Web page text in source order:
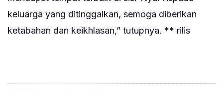
keluarga yang ditinggalkan, semoga diberikan
ketabahan dan keikhlasan,” tutupnya. ** rilis